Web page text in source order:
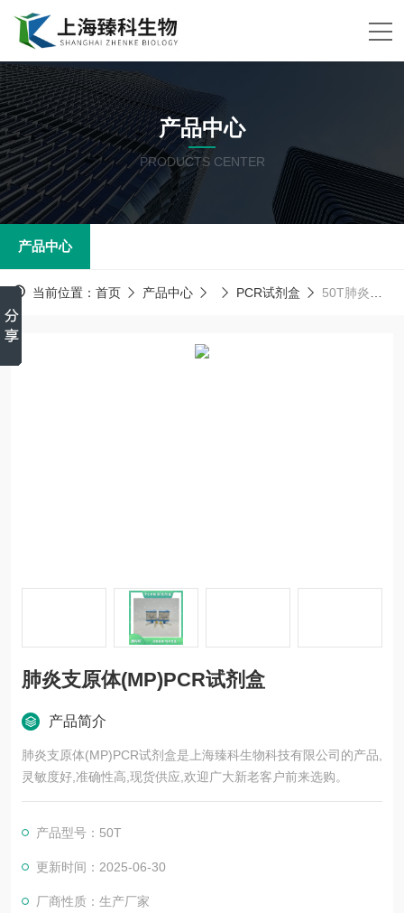
产品中心
PRODUCTS CENTER
产品中心
当前位置： 首页 产品中心 PCR试剂盒 50T肺炎支原体(MP)PCR试剂盒
肺炎支原体(MP)PCR试剂盒
产品简介
肺炎支原体(MP)PCR试剂盒是上海臻科生物科技有限公司的产品,
灵敏度好,准确性高,现货供应,欢迎广大新老客户前来选购。
产品型号：50T
更新时间：2025-06-30
厂商性质：生产厂家